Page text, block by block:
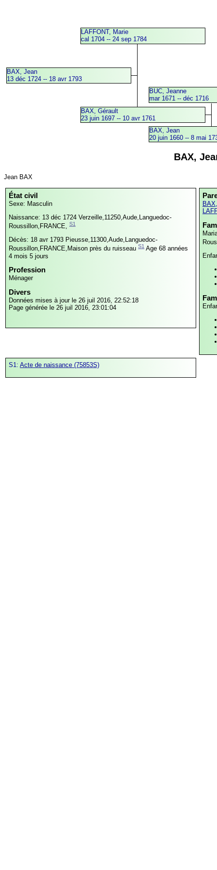
BAX, Jean
13 déc 1724 -- 18 avr 1793
LAFFONT, Marie
cal 1704 -- 24 sep 1784
BAX, Gérault
23 juin 1697 -- 10 avr 1761
BUC, Jeanne
mar 1671 -- déc 1716
BAX, Jean
20 juin 1660 -- 8 mai
BAX,
Jean BAX
État civil
Sexe: Masculin
Naissance: 13 déc 1724 Verzeille,11250,Aude,Languedoc-
Roussillon,FRANCE, S1
Décès: 18 avr 1793 Pieusse,11300,Aude,Languedoc-
Roussillon,FRANCE,Maison près du ruisseau S1 Age 68 années
4 mois 5 jours
Profession
Ménager
Divers
Données mises à jour le 26 juil 2016, 22:52:18
Page générée le 26 juil 2016, 23:01:04
S1: Acte de naissance (75853S)